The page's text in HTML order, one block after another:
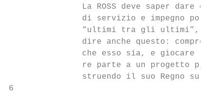
La ROSS deve saper dare
di servizio e impegno
“ultimi tra gli ultimi”,
dire anche questo:
che esso sia, e giocare la
re parte a un progetto più
struendo il suo Regno sulla
6